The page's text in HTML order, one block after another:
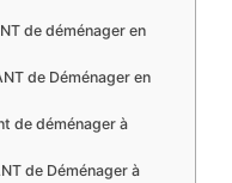
de déménager en
de Déménager en
de déménager à
de Déménager à